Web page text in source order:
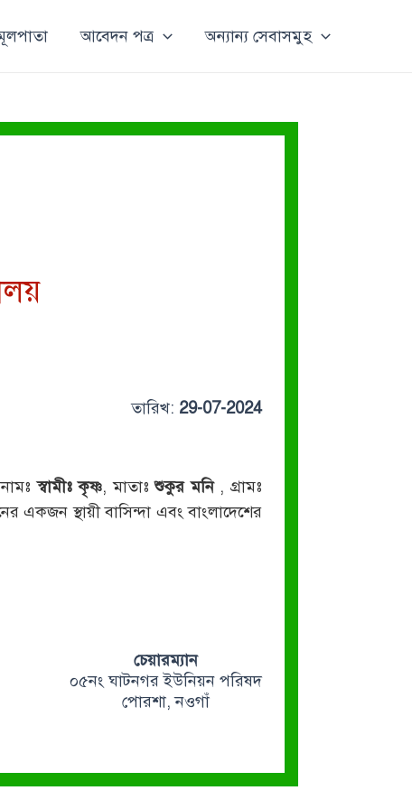
আবেদন পত্র অন্যান্য সেবাসমুহ
তারিখ: 29-07-2024
নামঃস্বামীঃ কৃষ্ণ, মাতাঃশুকুর মনি , গ্রামঃ
একজন স্থায়ী বাসিন্দা এবং বাংলাদেশের
চেয়ারম্যান
০৫নং ঘাটনগর ইউনিয়ন পরিষদ
পোরশা, নওগাঁ